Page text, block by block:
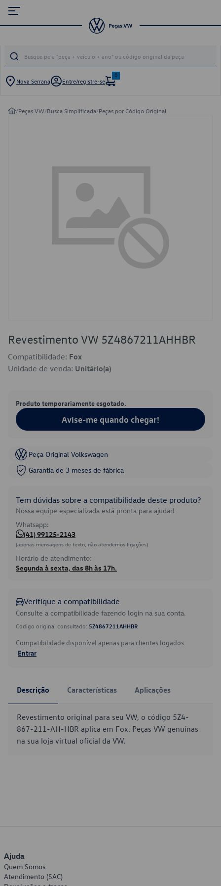
Nova Serrana Entre/registre-se
0
/Peças VW/Busca Simplificada/Peças por Código Original
Revestimento VW 5Z4867211AHHBR
Compatibilidade: Fox
Unidade de venda: Unitário(a)
Produto temporariamente esgotado.
Avise-me quando chegar!
Peça Original Volkswagen
Garantia de 3 meses de fábrica
Tem dúvidas sobre a compatibilidade deste produto?
Nossa equipe especializada está pronta para ajudar!
Whatsapp:
(41) 99125-2143
(apenas mensagens de texto, não atendemos ligações)
Horário de atendimento:
Segunda à sexta, das 8h às 17h.
Verifique a compatibilidade
Consulte a compatibilidade fazendo login na sua conta.
Código original consultado: 5Z4867211AHHBR
Compatibilidade disponível apenas para clientes logados.
Entrar
Descrição Características Aplicações
Revestimento original para seu VW, o código 5Z4-
867-211-AH-HBR aplica em Fox. Peças VW genuínas
na sua loja virtual oficial da VW.
Ajuda
Quem Somos
Atendimento (SAC)